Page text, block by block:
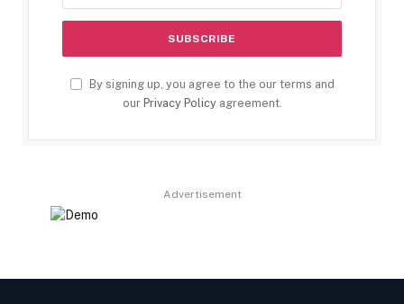
By signing up, you agree to the our terms and
our Privacy Policyagreement.
Advertisement